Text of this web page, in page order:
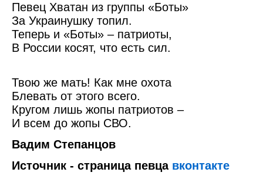
Певец Хватан из группы «Боты»
За Украинушку топил.
Теперь и «Боты» – патриоты,
В России косят, что есть сил.
Твою же мать! Как мне охота
Блевать от этого всего.
Кругом лишь жопы патриотов –
И всем до жопы СВО.
Вадим Степанцов
Источник - страница певца вконтакте